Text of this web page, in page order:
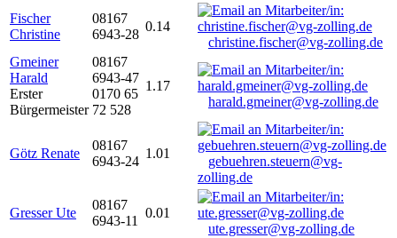
Fischer
Christine
08167
6943-28
0.14
christine.fischer@vg-zolling.de
Gmeiner
Harald
Erster
Bürgermeister
08167
6943-47
0170 65
72 528
1.17
harald.gmeiner@vg-zolling.de
Götz Renate
08167
6943-24
1.01
gebuehren.steuern@vg-
zolling.de
Gresser Ute
08167
6943-11
0.01
ute.gresser@vg-zolling.de